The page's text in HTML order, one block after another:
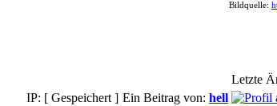
Bildquelle:
Letzte
IP: [ Gespeichert ] Ein Beitrag von: hell